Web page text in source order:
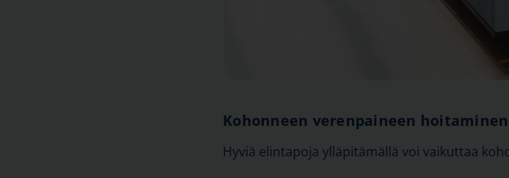
Kohonneen verenpaineen
Hyviä elintapoja ylläpitämällä voi vaikuttaa